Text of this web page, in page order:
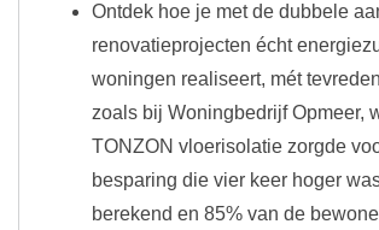
Ontdek hoe je met de dubbele
renovatieprojecten écht
woningen realiseert, mét
zoals bij Woningbedrijf Opmeer,
TONZON vloerisolatie zorgde
besparing die vier keer hoger
berekend en 85% van de